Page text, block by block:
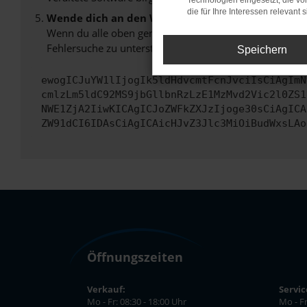
Wende dich an den Webseitenbetreiber.
Wenn du alle oben genannten Schritte versucht hast,
Fehlersuche zu unterstützen:
Öffnungszeiten
Verkauf:
Mo - Fr: 08:30 - 18:00 Uhr
Mo -
die für Ihre Interessen relevant
Speichern